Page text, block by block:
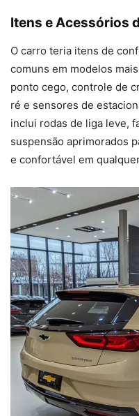
Itens e Acessórios
O carro teria itens de
comuns em modelos
ponto cego, controle de
ré e sensores de
inclui rodas de liga leve,
suspensão aprimorados
e confortável em